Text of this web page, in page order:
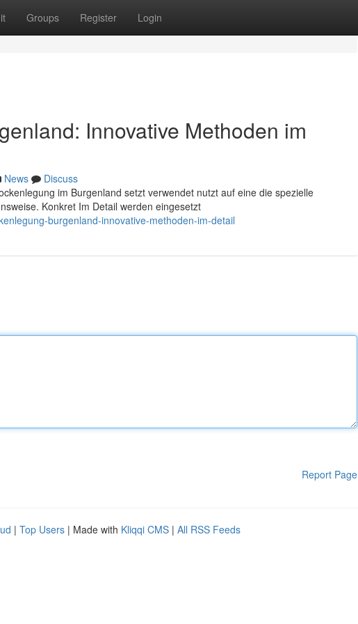
Groups Register Login
Innovative Methoden im
News
Discuss
im Burgenland setzt verwendet nutzt auf eine die spezielle
Konkret Im Detail werden eingesetzt
burgenland-innovative-methoden-im-detail
Report Page
| Top Users | Made with Kliqqi CMS | All RSS Feeds